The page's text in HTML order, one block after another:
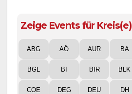
Zeige Events für Kreis(e)
ABG AÖ AUR BA
BGL BI BIR BLK
COE DEG DEU DH